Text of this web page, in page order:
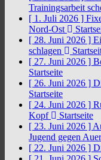
Trainingsarbeit
[ 1. Juli 2026 ]
Nord-Ost
[ 28. Juni 2026 ]
schlagen
[ 27. Juni 2026 ]
Startseite
[ 26. Juni 2026 ]
Startseite
[ 24. Juni 2026 ]
Kopf
Startseite
[ 23. Juni 2026 ]
Jugend gegen
[ 22. Juni 2026 ]